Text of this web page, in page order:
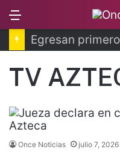
TV
Once Noticias julio 7, 2026